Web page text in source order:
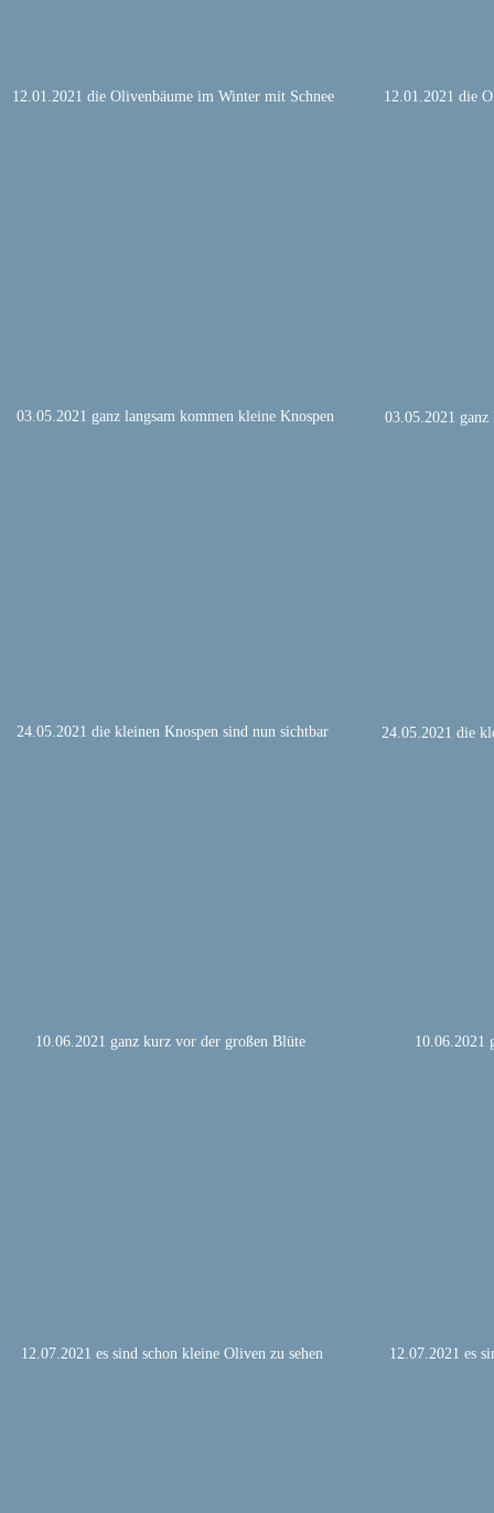
12.01.2021 die Olivenbäume im Winter mit Schnee 12.01.2021 die
03.05.2021 ganz langsam kommen kleine Knospen 03.05.2021 ganz
24.05.2021 die kleinen Knospen sind nun sichtbar 24.05.2021 die
10.06.2021 ganz kurz vor der großen Blüte 10.06.2021
12.07.2021 es sind schon kleine Oliven zu sehen 12.07.2021 es